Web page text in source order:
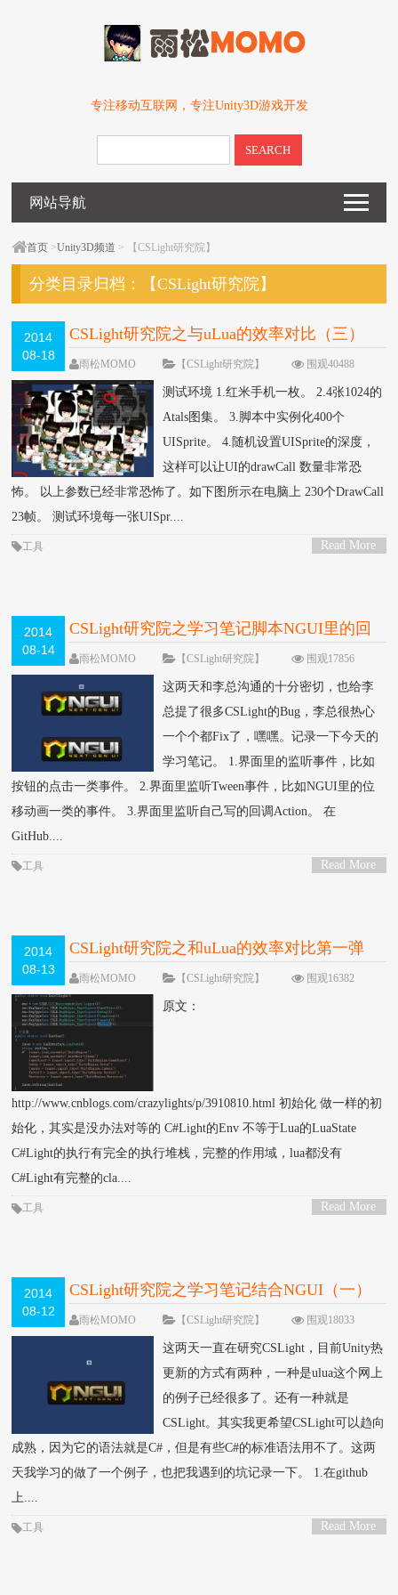
专注移动互联网，专注Unity3D游戏开发
SEARCH
网站导航
首页 >Unity3D频道 > 【CSLight研究院】
分类目录归档： 【CSLight研究院】
2014
08-18
CSLight研究院之与uLua的效率对比（三）
雨松MOMO 【CSLight研究院】
围观40488
次
33 条评论
测试环境 1.红米手机一枚。 2.4张1024的
Atals图集。 3.脚本中实例化400个
UISprite。 4.随机设置UISprite的深度，
这样可以让UI的drawCall 数量非常恐
怖。 以上参数已经非常恐怖了。如下图所示在电脑上 230个DrawCall
23帧。 测试环境每一张UISpr....
Read More
工具
2014
08-14
CSLight研究院之学习笔记脚本NGUI里的回
调方法（二）
雨松MOMO 【CSLight研究院】
围观17856
次
12 条评论
这两天和李总沟通的十分密切，也给李
总提了很多CSLight的Bug，李总很热心
一个个都Fix了，嘿嘿。记录一下今天的
学习笔记。 1.界面里的监听事件，比如
按钮的点击一类事件。 2.界面里监听Tween事件，比如NGUI里的位
移动画一类的事件。 3.界面里监听自己写的回调Action。 在
GitHub....
Read More
工具
2014
08-13
CSLight研究院之和uLua的效率对比第一弹
雨松MOMO 【CSLight研究院】
围观16382
次
8 条评论
原文：
http://www.cnblogs.com/crazylights/p/3910810.html 初始化 做一样的初
始化，其实是没办法对等的 C#Light的Env 不等于Lua的LuaState
C#Light的执行有完全的执行堆栈，完整的作用域，lua都没有
C#Light有完整的cla....
Read More
工具
2014
08-12
CSLight研究院之学习笔记结合NGUI（一）
雨松MOMO 【CSLight研究院】
围观18033
次
10 条评论
这两天一直在研究CSLight，目前Unity热
更新的方式有两种，一种是ulua这个网上
的例子已经很多了。还有一种就是
CSLight。其实我更希望CSLight可以趋向
成熟，因为它的语法就是C#，但是有些C#的标准语法用不了。这两
天我学习的做了一个例子，也把我遇到的坑记录一下。 1.在github
上....
Read More
工具